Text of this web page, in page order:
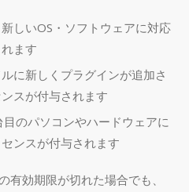
新しいOS・ソフトウェアに対応
ます
に新しくプラグインが追加さ
スが付与されます
目のパソコンやハードウェアに
ンスが付与されます
有効期限が切れた場合でも、